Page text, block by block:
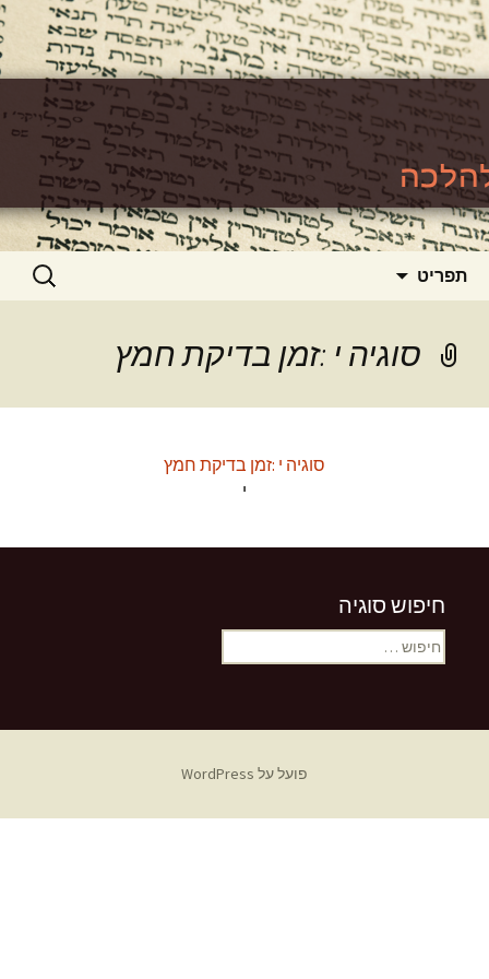
https://www.toralishma.org
האתר ללימוד סוגיות גמרא להלכה
תפריט חיפוש:
סוגיה י :זמן בדיקת חמץ
סוגיה י :זמן בדיקת חמץ
י
חיפוש סוגיה
חיפוש:
פועל על WordPress